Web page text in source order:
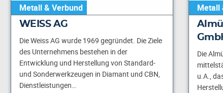
Metall & Verbund
WEISS AG
Die Weiss AG wurde 1969 gegründet. Die Ziele
des Unternehmens bestehen in der
Entwicklung und Herstellung von Standard-
und Sonderwerkzeugen in Diamant und CBN,
Dienstleistungen…
Metall
Die
u.A.,